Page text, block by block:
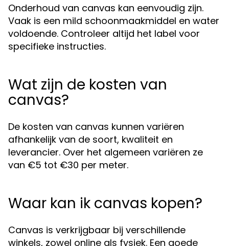
Onderhoud van canvas kan eenvoudig zijn.
Vaak is een mild schoonmaakmiddel en water
voldoende. Controleer altijd het label voor
specifieke instructies.
Wat zijn de kosten van
canvas?
De kosten van canvas kunnen variëren
afhankelijk van de soort, kwaliteit en
leverancier. Over het algemeen variëren ze
van €5 tot €30 per meter.
Waar kan ik canvas kopen?
Canvas is verkrijgbaar bij verschillende
winkels, zowel online als fysiek. Een goede